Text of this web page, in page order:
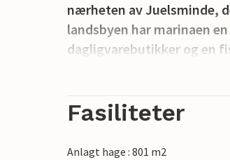
nærheten av Juelsminde,
landsbyen har marinaen
dagligvarebutikker og en
eget fiske. Du kan også
minutter kan du nå byene
Fasiliteter
Anlagt hage : 801 m2